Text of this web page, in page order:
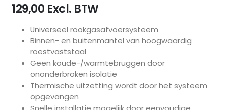
van
de
afbeeldingen-
gallerij
€ 129,00 Excl. BTW
Universeel rookgasafvoersysteem
Binnen- en buitenmantel van hoogwaardig
roestvaststaal
Geen koude-/warmtebruggen door
ononderbroken isolatie
Thermische uitzetting wordt door het systeem
opgevangen